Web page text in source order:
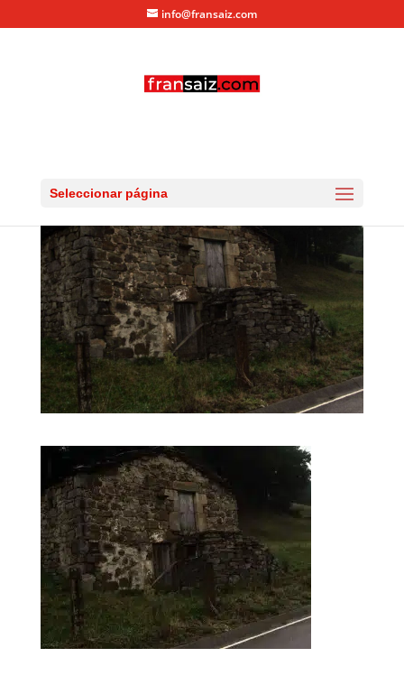
info@fransaiz.com
Seleccionar página